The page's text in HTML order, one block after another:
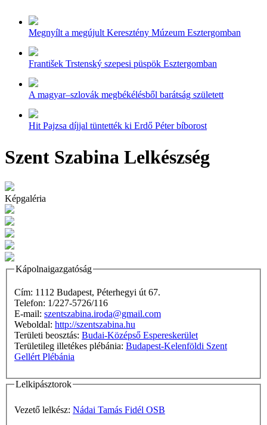
Megnyílt a megújult Keresztény Múzeum Esztergomban
František Trstenský szepesi püspök Esztergomban
A magyar–szlovák megbékélésből barátság született
Hit Pajzsa díjjal tüntették ki Erdő Péter bíborost
Szent Szabina Lelkészség
Képgaléria
Kápolnaigazgatóság
Cím: 1112 Budapest, Péterhegyi út 67.
Telefon: 1/227-5726/116
E-mail: szentszabina.iroda@gmail.com
Weboldal: http://szentszabina.hu
Területi beosztás: Budai-Középső Espereskerület
Területileg illetékes plébánia: Budapest-Kelenföldi Szent
Gellért Plébánia
Lelkipásztorok
Vezető lelkész: Nádai Tamás Fidél OSB